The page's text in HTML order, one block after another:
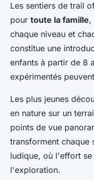
Les sentiers de trail
pour toute la famille,
chaque niveau et
constitue une
enfants à partir de 8
expérimentés
Les plus jeunes
en nature sur un
points de vue
transforment chaque
ludique, où l'effort
l'exploration.